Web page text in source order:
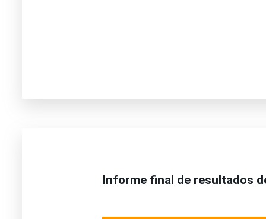
Informe final de resultados